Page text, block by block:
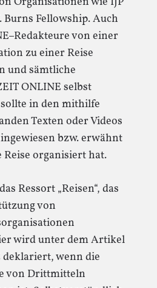
Fellowship. Auch
von einer
zu einer Reise
und sämtliche
ONLINE selbst
in den mithilfe
Texten oder Videos
bzw. erwähnt
organisiert hat.
Ressort „Reisen“, das
von
wird unter dem Artikel
deklariert, wenn die
von Drittmitteln